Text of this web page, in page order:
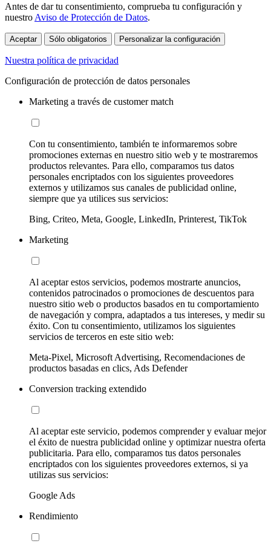
Antes de dar tu consentimiento, comprueba tu configuración y
nuestro Aviso de Protección de Datos.
Aceptar Sólo obligatorios Personalizar la configuración
Nuestra política de privacidad
Configuración de protección de datos personales
Marketing a través de customer match
Con tu consentimiento, también te informaremos sobre
promociones externas en nuestro sitio web y te mostraremos
productos relevantes. Para ello, comparamos tus datos
personales encriptados con los siguientes proveedores
externos y utilizamos sus canales de publicidad online,
siempre que ya utilices sus servicios:
Bing, Criteo, Meta, Google, LinkedIn, Printerest, TikTok
Marketing
Al aceptar estos servicios, podemos mostrarte anuncios,
contenidos patrocinados o promociones de descuentos para
nuestro sitio web o productos basados en tu comportamiento
de navegación y compra, adaptados a tus intereses, y medir su
éxito. Con tu consentimiento, utilizamos los siguientes
servicios de terceros en este sitio web:
Meta-Pixel, Microsoft Advertising, Recomendaciones de
productos basadas en clics, Ads Defender
Conversion tracking extendido
Al aceptar este servicio, podemos comprender y evaluar mejor
el éxito de nuestra publicidad online y optimizar nuestra oferta
publicitaria. Para ello, comparamos tus datos personales
encriptados con los siguientes proveedores externos, si ya
utilizas sus servicios:
Google Ads
Rendimiento